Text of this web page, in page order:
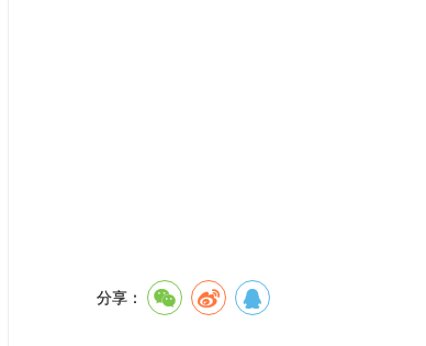
陕西省西咸
分享：